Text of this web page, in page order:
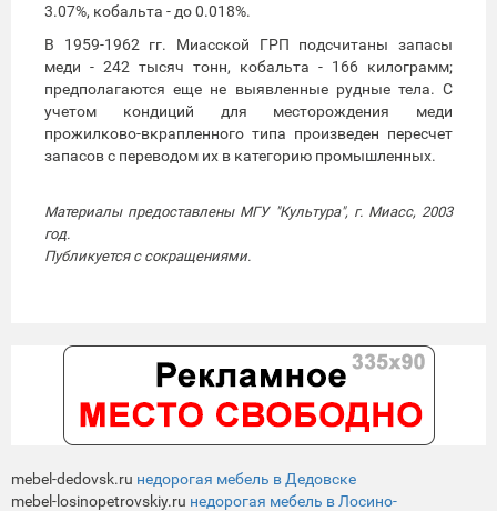
3.07%, кобальта - до 0.018%.
В 1959-1962 гг. Миасской ГРП подсчитаны запасы
меди - 242 тысяч тонн, кобальта - 166 килограмм;
предполагаются еще не выявленные рудные тела. С
учетом кондиций для месторождения меди
прожилково-вкрапленного типа произведен пересчет
запасов с переводом их в категорию промышленных.
Материалы предоставлены МГУ "Культура", г. Миасс, 2003
год.
Публикуется с сокращениями.
mebel-dedovsk.ru недорогая мебель в Дедовске
mebel-losinopetrovskiy.ru недорогая мебель в Лосино-